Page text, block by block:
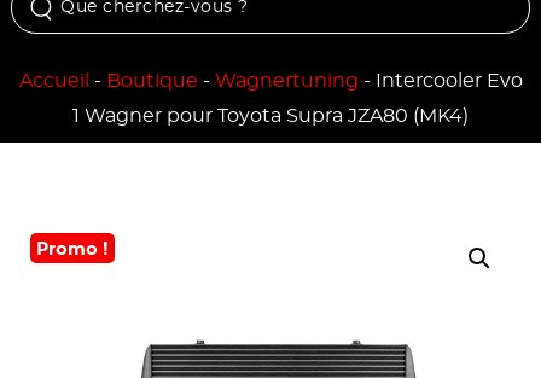
Accueil - Boutique - Wagnertuning - Intercooler Evo
1 Wagner pour Toyota Supra JZA80 (MK4)
Promo !